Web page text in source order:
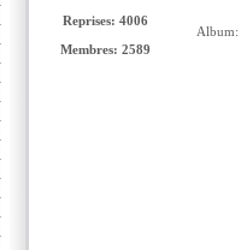
Reprises: 4006
Membres: 2589
Album: